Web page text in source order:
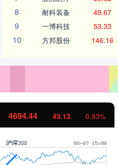
8 耐科装备 49.67
9 一博科技 53.33
10 方邦股份 146.16
北证50 1134.24